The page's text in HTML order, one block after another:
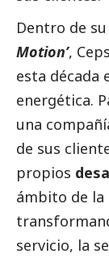
Dentro de su
Motion’,
esta década
energética.
una
de sus
propios
ámbito de la
servicio, la